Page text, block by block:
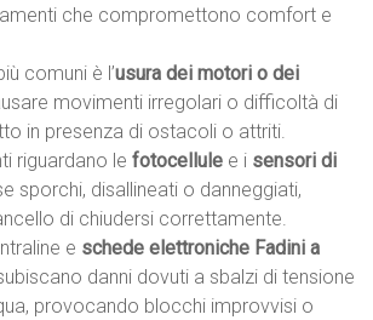
che compromettono comfort e
comuni è l’usura dei motori o dei
movimenti irregolari o difficoltà di
in presenza di ostacoli o attriti.
riguardano lefotocellule e i sensori di
sporchi, disallineati o danneggiati,
di chiudersi correttamente.
e schede elettroniche Fadini a
danni dovuti a sbalzi di tensione
provocando blocchi improvvisi o